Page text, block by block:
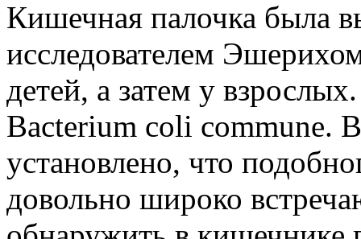
Кишечная палочка была
исследователем
детей, а затем у
Bacterium coli commune.
установлено, что
довольно широко